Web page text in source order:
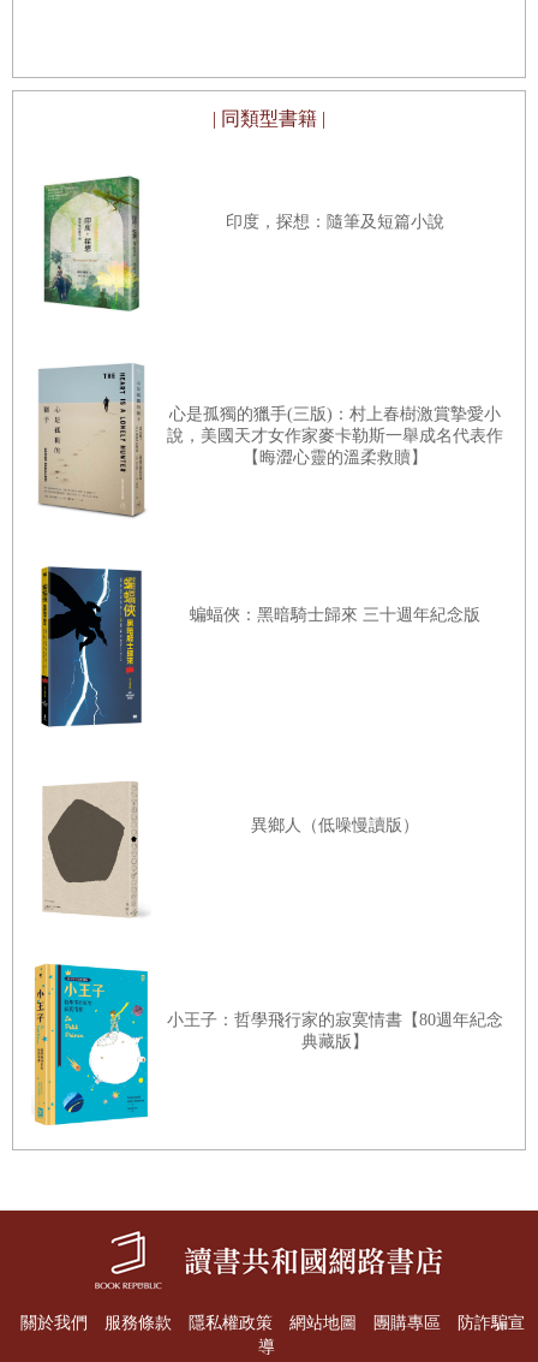
黑絲絨內襯。我自行添加了幾個書架，這是當然要的，外加
一座爬梯，這樣我才能拿到最上層的書籍。溫德爾堅持要在
攝的照片，我完全不知道他何時拍的，一張是我、莉莉婭、
瑪格麗特一起站在積雪花園中，另一張則是村中景色；接著
是一個花瓶，裡面的乾燥花永遠不會失去香氣；最後則是我
二十八歲生日時他特別請人繪製的影子肖像，他拿去重新裱
樹靈學系教師辦公室的外面有一個公共休憩空間，我經過時
看到幾個學生懶洋洋地窩在單人沙發上，一旁是一座同樣愜
意的壁爐──九月還很熱，所以沒有生火──以及一排令人嘆
為觀止的大窗戶，比幾個人疊在一起還要高，最上方有小小
的彩繪半月圖案。這排窗戶正對富麗堂皇的醫學圖書館，兩
太容易出現詭異的傷勢。休息區角落擺放著一個裝滿鹽的青
銅甕──根據校園傳說，在這裡放一甕鹽一開始只是玩笑，
但太多學生在課堂上初次了解黑化妖的恐怖之後，臉色慘白
地跑去拿鹽塞滿每個口袋。其實不用這麼擔心，一般而言，
精靈不會來系上聽我們這些凡人如何描述他們（溫德爾例
為底下塞了太多硬幣以致於凹凸不平。就像那甕鹽一樣，這
個傳統一開始只是幽默娛樂，並非認真想要藉此阻擋精靈入
侵系所，現在大致上已經變成一種求好運的儀式，學生會在
考試或交論文之前在地板上塞半便士硬幣。（日積月累下來
我們走出大門外，影子開心地發出像豬叫的聲音──平常牠
很安靜──接著一頭撲向陽光普照的草坪，埋頭尋找蝸牛或
其他能吃的東西。
我踏上比較安靜的步道，享受陽光照在臉上的溫暖，風中略
著幾棵紫衫與柳樹，英國這個地區普遍認為精靈最愛這兩種
樹。幾個學生在最大的樹下小睡，那是一棵雄偉的水柳，據
說裡面住著一個熟睡的矮妖（可惜只是謠傳），等到有天他
醒過來，在樹下睡覺的人當中最靠近他的那一個，口袋會被
| 同類型書籍 |
印度，探想：隨筆及短篇小說
心是孤獨的獵手(三版)：村上春樹激賞摯愛小
說，美國天才女作家麥卡勒斯一舉成名代表作
【晦澀心靈的溫柔救贖】
蝙蝠俠：黑暗騎士歸來 三十週年紀念版
異鄉人（低噪慢讀版）
小王子：哲學飛行家的寂寞情書【80週年紀念
典藏版】
關於我們 服務條款 隱私權政策 網站地圖 團購專區
防詐騙宣
導